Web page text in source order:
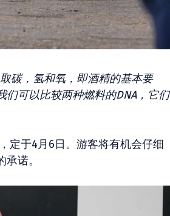
碳，氢和氧，即酒精的基本要
可以比较两种燃料的DNA，它们
定于4月6日。游客将有机会仔细
诺。